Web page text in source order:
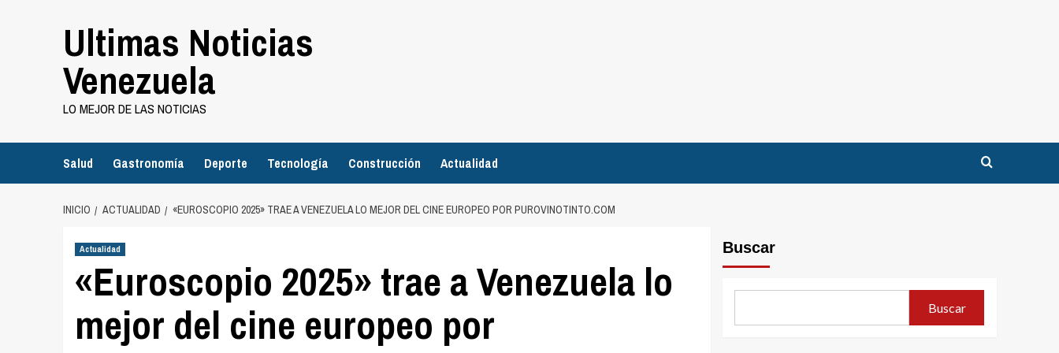
Ultimas Noticias
Venezuela
LO MEJOR DE LAS NOTICIAS
Salud Gastronomía Deporte Tecnología Construcción Actualidad
INICIO ACTUALIDAD «EUROSCOPIO 2025» TRAE A VENEZUELA LO MEJOR DEL CINE EUROPEO POR PUROVINOTINTO.COM
Actualidad
«Euroscopio 2025» trae a Venezuela lo
mejor del cine europeo por
Buscar
Buscar